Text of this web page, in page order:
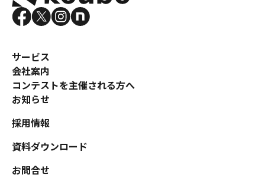
サービス
会社案内
コンテストを主催される方へ
お知らせ
採用情報
資料ダウンロード
お問合せ